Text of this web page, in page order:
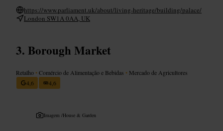
https://www.parliament.uk/about/living-heritage/building/palace/
London SW1A 0AA, UK
Borough Market
Retalho •Comércio de Alimentação e Bebidas • Mercado de Agricultores
4,6
4,6
Imagem /House & Garden